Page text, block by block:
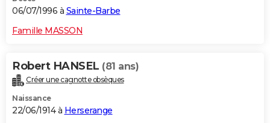
06/07/1996 à Sainte-Barbe
Famille MASSON
Robert HANSEL (81 ans)
Créer une cagnotte obsèques
Naissance
22/06/1914 à Herserange